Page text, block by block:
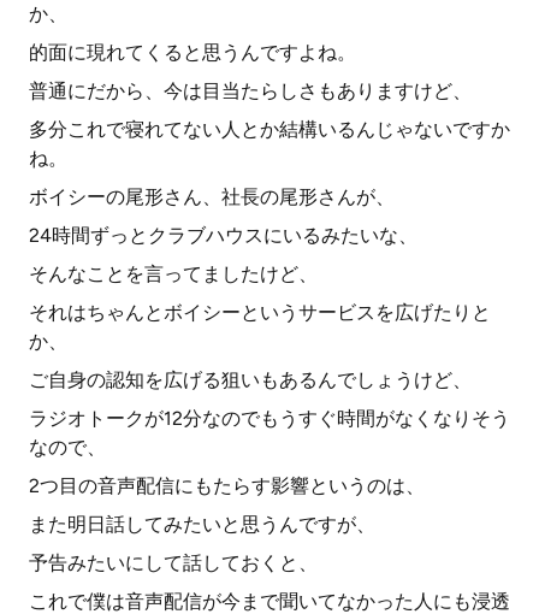
か、
的面に現れてくると思うんですよね。
普通にだから、今は目当たらしさもありますけど、
多分これで寝れてない人とか結構いるんじゃないですか
ね。
ボイシーの尾形さん、社長の尾形さんが、
24時間ずっとクラブハウスにいるみたいな、
そんなことを言ってましたけど、
それはちゃんとボイシーというサービスを広げたりと
か、
ご自身の認知を広げる狙いもあるんでしょうけど、
ラジオトークが12分なのでもうすぐ時間がなくなりそう
なので、
2つ目の音声配信にもたらす影響というのは、
また明日話してみたいと思うんですが、
予告みたいにして話しておくと、
これで僕は音声配信が今まで聞いてなかった人にも浸透